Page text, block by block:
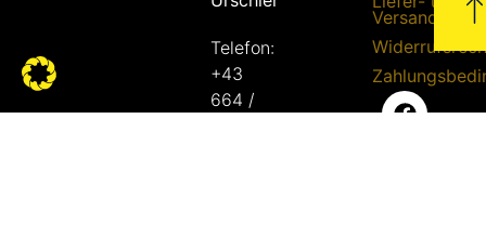
Telefon:
+43
664 /